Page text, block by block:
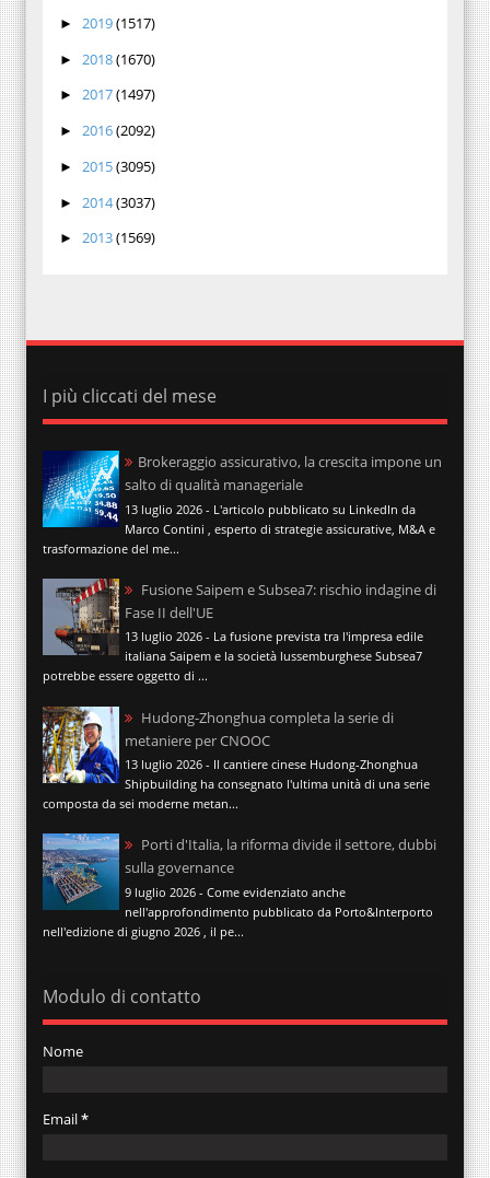
► 2019(1517)
► 2018(1670)
► 2017(1497)
► 2016(2092)
► 2015(3095)
► 2014(3037)
► 2013(1569)
I più cliccati del mese
Brokeraggio assicurativo, la crescita impone un
salto di qualità manageriale
13 luglio 2026 - L'articolo pubblicato su LinkedIn da
Marco Contini , esperto di strategie assicurative, M&A e
trasformazione del me...
Fusione Saipem e Subsea7: rischio indagine di
Fase II dell'UE
13 luglio 2026 - La fusione prevista tra l'impresa edile
italiana Saipem e la società lussemburghese Subsea7
potrebbe essere oggetto di ...
Hudong-Zhonghua completa la serie di
metaniere per CNOOC
13 luglio 2026 - Il cantiere cinese Hudong-Zhonghua
Shipbuilding ha consegnato l'ultima unità di una serie
composta da sei moderne metan...
Porti d'Italia, la riforma divide il settore, dubbi
sulla governance
9 luglio 2026 - Come evidenziato anche
nell'approfondimento pubblicato da Porto&Interporto
nell'edizione di giugno 2026 , il pe...
Modulo di contatto
Nome
Email*